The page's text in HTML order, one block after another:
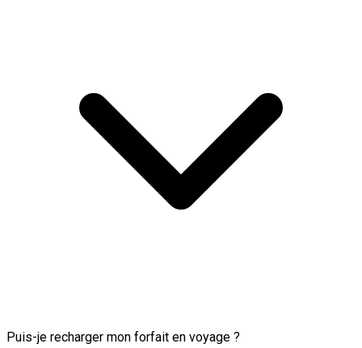
Puis-je recharger mon forfait en voyage ?